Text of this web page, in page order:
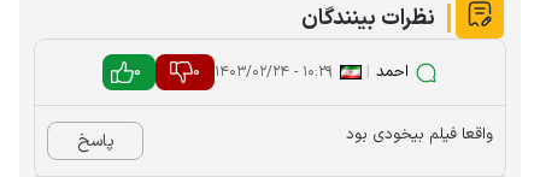
نظرات بینندگان
احمد |
|۱۰:۲۹ - ۱۴۰۳/۰۲/۲۴ 0
0
واقعا فیلم بیخودی بود پاسخ